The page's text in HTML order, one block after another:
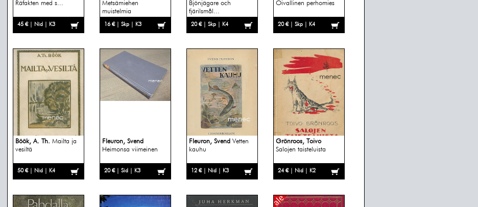
Räfakten med s...
45 € | Nid | K3
Metsämiehen
muistelmia
16 € | Skp | K3
Bjönjägare och
fjärilsmål...
20 € | Skp | K4
Oivallinen perhomies
20 € | Skp | K4
Böök, A. Th. Mailta ja
vesiltä
50 € | Nid | K4
Fleuron, Svend
Heimonsa viimeinen
20 € | Sid | K3
Fleuron, Svend Vetten
kauhu
12 € | Nid | K3
Grönroos, Toivo
Salojen taisteluista
24 € | Nid | K2